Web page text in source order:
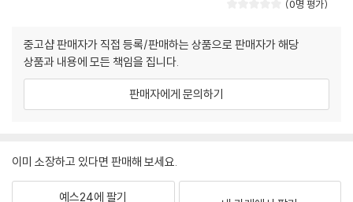
0명 평가
중고샵 판매자가 직접 등록/판매하는 상품으로 판매자가 해당
상품과 내용에 모든 책임을 집니다.
판매자에게 문의하기
이미 소장하고 있다면 판매해 보세요.
예스24에 팔기